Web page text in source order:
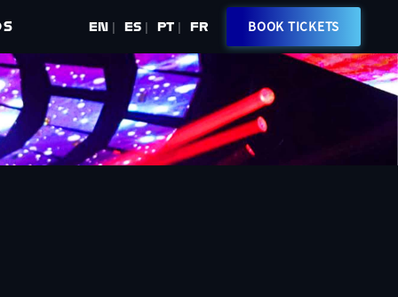
EN | ES | PT | FR BOOK TICKETS